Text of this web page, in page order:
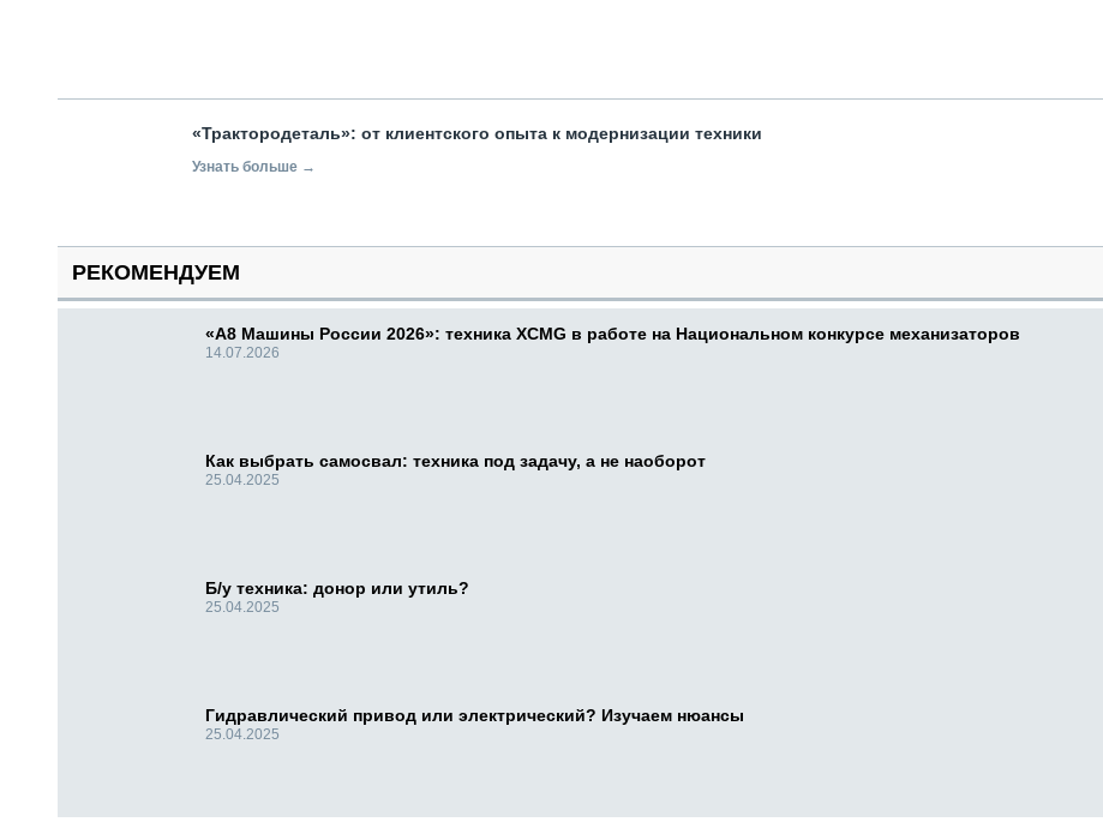
«Трактородеталь»: от клиентского опыта к модернизации техники
Узнать больше →
РЕКОМЕНДУЕМ
«А8 Машины России 2026»: техника XCMG в работе на Национальном конкурсе механизаторов
14.07.2026
Как выбрать самосвал: техника под задачу, а не наоборот
25.04.2025
Б/у техника: донор или утиль?
25.04.2025
Гидравлический привод или электрический? Изучаем нюансы
25.04.2025